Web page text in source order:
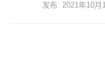
发布: 2021年10月